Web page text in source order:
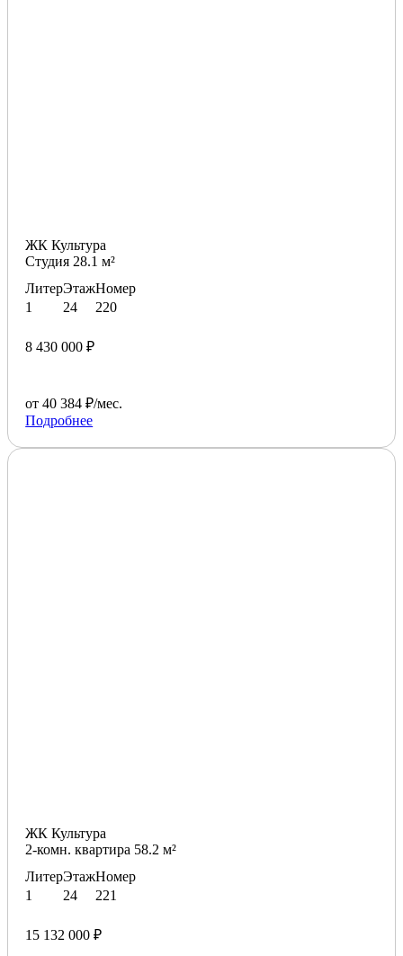
ЖК Культура
Студия 28.1 м²
Литер
1
Этаж
24
Номер
220
8 430 000 ₽
от 40 384 ₽/мес.
Подробнее
ЖК Культура
2-комн. квартира 58.2 м²
Литер
1
Этаж
24
Номер
221
15 132 000 ₽